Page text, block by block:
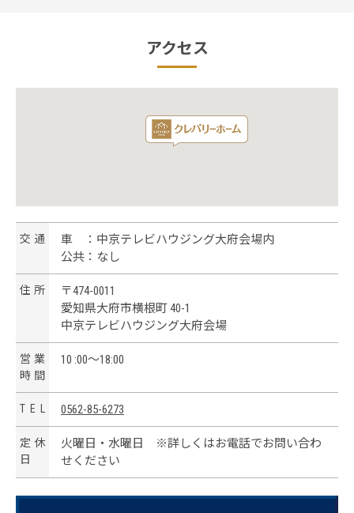
アクセス
交 通
車 ：中京テレビハウジング大府会場内
公共：なし
住 所
〒474-0011
愛知県大府市横根町 40-1
中京テレビハウジング大府会場
営 業
時 間
10 :00～18:00
T E 0562-85-6273
定 休
日
火曜日・水曜日 ※詳しくはお電話でお問い合わ
せください